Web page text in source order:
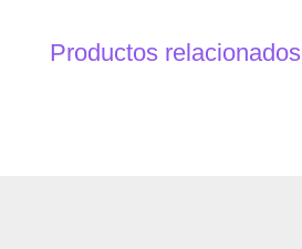
Productos relacionados